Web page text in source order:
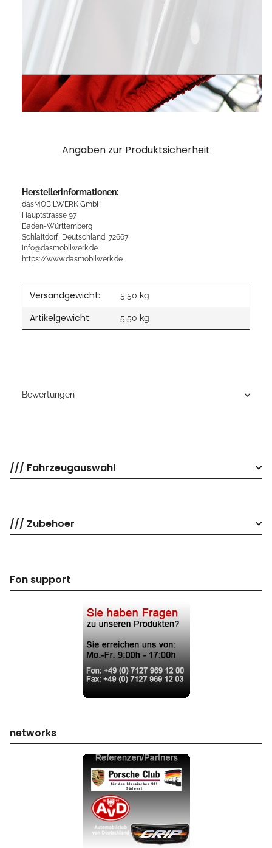
Angaben zur Produktsicherheit
Herstellerinformationen:
dasMOBILWERK GmbH
Hauptstrasse 97
Baden-Württemberg
Schlaitdorf, Deutschland, 72667
info@dasmobilwerk.de
https://www.dasmobilwerk.de
Versandgewicht: 5,50 kg
Artikelgewicht: 5,50 kg
Bewertungen
/// Fahrzeugauswahl
/// Zubehoer
Fon support
networks